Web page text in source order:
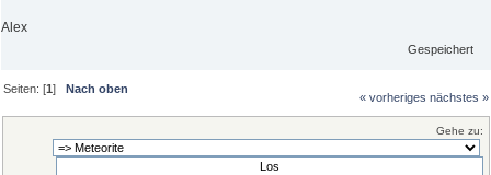
Alex
Gespeichert
Seiten: [1]Nach oben
« vorheriges nächstes »
Gehe zu: